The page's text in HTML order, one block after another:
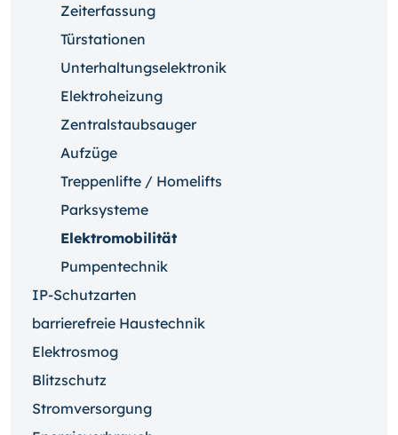
Zeiterfassung
Türstationen
Unterhaltungselektronik
Elektroheizung
Zentralstaubsauger
Aufzüge
Treppenlifte / Homelifts
Parksysteme
Elektromobilität
Pumpentechnik
IP-Schutzarten
barrierefreie Haustechnik
Elektrosmog
Blitzschutz
Stromversorgung